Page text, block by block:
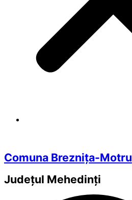
Comuna Breznița-Motru
Județul Mehedinți